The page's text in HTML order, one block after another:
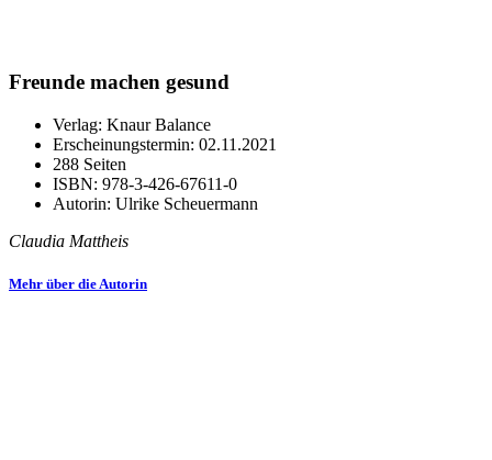
Freunde machen gesund
Verlag: Knaur Balance
Erscheinungstermin: 02.11.2021
288 Seiten
ISBN: 978-3-426-67611-0
Autorin: Ulrike Scheuermann
Claudia Mattheis
Mehr über die Autorin